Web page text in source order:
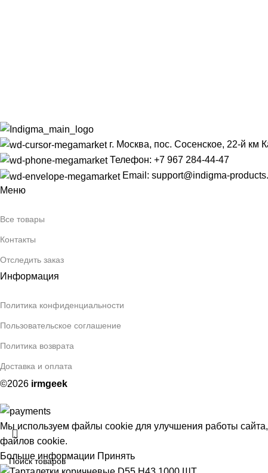
г. Москва, пос. Сосенское, 22-й км
Телефон: +7 967 284-44-47
Email: support@indigma-
Меню
Все товары
Контакты
Отследить заказ
Информация
Политика конфиденциальности
Пользовательское соглашение
Политика возврата
Доставка и оплата
©2026 irmgeek
Мы используем файлы cookie для улучшения работы
файлов cookie.
Больше информации Принять